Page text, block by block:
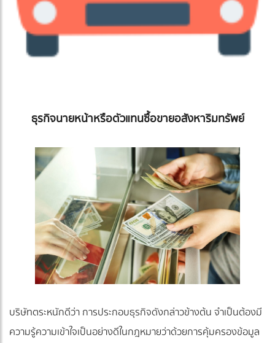
ธุรกิจนายหน้าหรือตัวแทนซื้อขายอสังหาริมทรัพย์
บริษัทตระหนักดีว่า การประกอบธุรกิจดังกล่าวข้างต้น จำเป็นต้องมี
ความรู้ความเข้าใจเป็นอย่างดีในกฎหมายว่าด้วยการคุ้มครองข้อมูล